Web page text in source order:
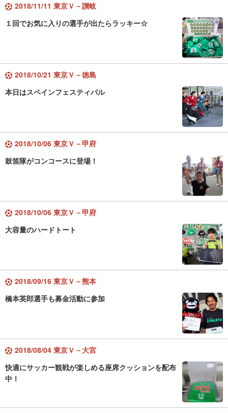
2018/11/11 東京Ｖ－讃岐
１回でお気に入りの選手が出たらラッキー☆
2018/10/21 東京Ｖ－徳島
本日はスペインフェスティバル
2018/10/06 東京Ｖ－甲府
鼓笛隊がコンコースに登場！
2018/10/06 東京Ｖ－甲府
大容量のハードトート
2018/09/16 東京Ｖ－熊本
橋本英郎選手も募金活動に参加
2018/08/04 東京Ｖ－大宮
快適にサッカー観戦が楽しめる座席クッションを配布
中！